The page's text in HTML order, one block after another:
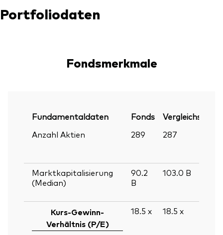
Portfoliodaten
Fondsmerkmale
Fundamentaldaten Fonds
Vergleichsindex
Anzahl Aktien
289 287
Marktkapitalisierung
(Median)
90.2
B
103.0 B
Kurs-Gewinn-
Verhältnis (P/E)
18.5 x 18.5 x